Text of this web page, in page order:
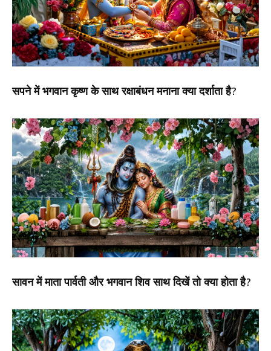
सपने में भगवान कृष्ण के साथ रक्षाबंधन मनाना क्या दर्शाता है?
सावन में माता पार्वती और भगवान शिव साथ दिखें तो क्या होता है?